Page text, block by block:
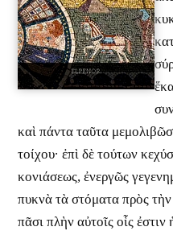
καὶ πάντα ταῦτα
τοίχου· ἐπὶ δὲ τούτων
κονιάσεως, ἐνεργῶς
πυκνὰ τὰ στόματα πρὸς
πᾶσι πλὴν αὐτοῖς οἷς